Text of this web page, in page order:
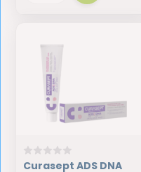
Curasept ADS DNA